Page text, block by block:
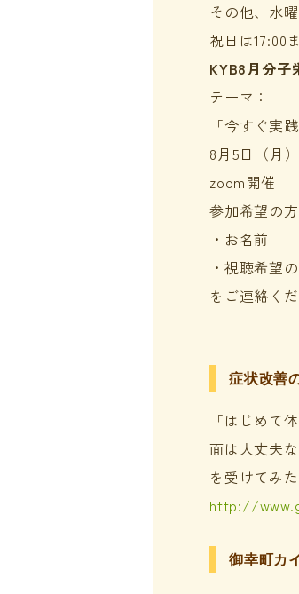
その他、水
祝日は17:00
KYB8月分子
テーマ：
「今すぐ実
8月5日（月
zoom開催
参加希望の
・お名前
・視聴希望
をご連絡くだ
症状改善
「はじめて
面は大丈夫
を受けてみ
http://
御幸町カ